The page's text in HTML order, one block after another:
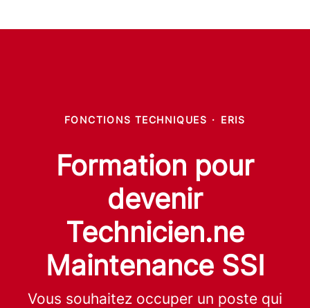
FONCTIONS TECHNIQUES · ERIS
Formation pour
devenir
Technicien.ne
Maintenance SSI
Vous souhaitez occuper un poste qui